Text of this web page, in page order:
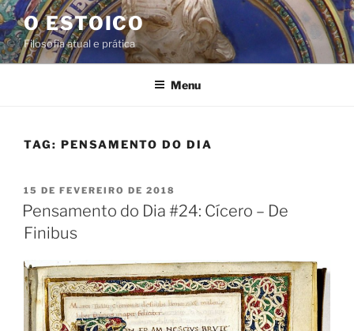
Pular
para
o
conteúdo
O ESTOICO
Filosofia atual e prática
Menu
TAG: PENSAMENTO DO DIA
PUBLICADO
EM
15 DE FEVEREIRO DE 2018
Pensamento do Dia #24: Cícero – De
Finibus